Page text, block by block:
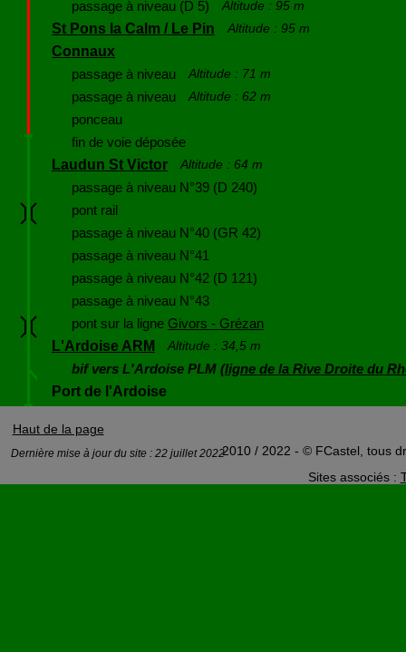
passage à niveau (D 5)
Altitude : 95 m
St Pons la Calm / Le Pin Altitude : 95 m
Connaux
passage à niveau
Altitude : 71 m
passage à niveau Altitude : 62 m
ponceau
fin de voie déposée
Laudun St Victor
Altitude : 64 m
passage à niveau N°39 (D 240)
pont rail
passage à niveau N°40 (GR 42)
passage à niveau N°41
passage à niveau N°42 (D 121)
passage à niveau N°43
pont sur la ligne Givors - Grézan
L'Ardoise ARM
Altitude : 34,5 m
bif vers L'Ardoise PLM (ligne de la Rive Droite du
Port de l'Ardoise
Haut de la page
Dernière mise à jour du site : 22 juillet 20222010 / 2022 - © FCastel, tous
Sites associés :